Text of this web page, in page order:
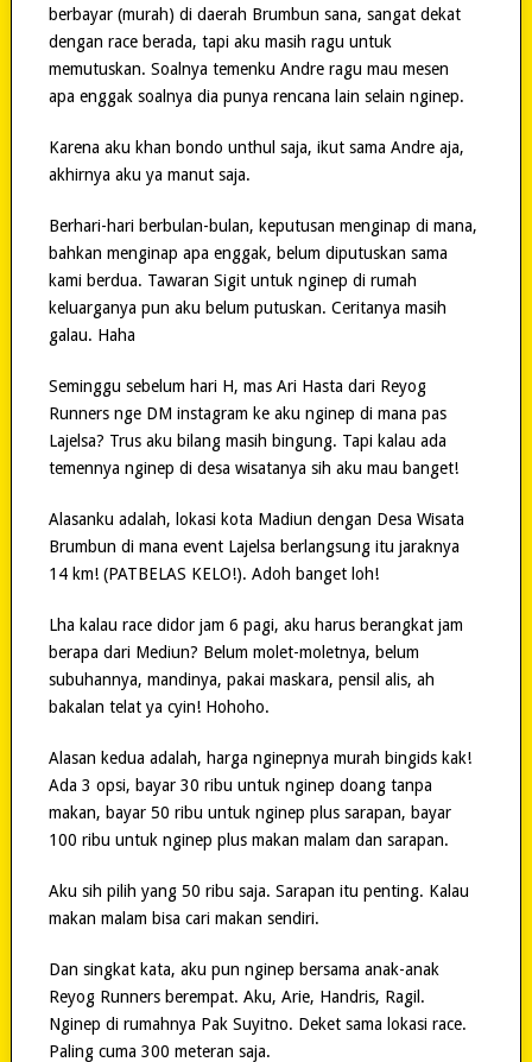
berbayar (murah) di daerah Brumbun sana, sangat dekat
dengan race berada, tapi aku masih ragu untuk
memutuskan. Soalnya temenku Andre ragu mau mesen
apa enggak soalnya dia punya rencana lain selain nginep.
Karena aku khan bondo unthul saja, ikut sama Andre aja,
akhirnya aku ya manut saja.
Berhari-hari berbulan-bulan, keputusan menginap di mana,
bahkan menginap apa enggak, belum diputuskan sama
kami berdua. Tawaran Sigit untuk nginep di rumah
keluarganya pun aku belum putuskan. Ceritanya masih
galau. Haha
Seminggu sebelum hari H, mas Ari Hasta dari Reyog
Runners nge DM instagram ke aku nginep di mana pas
Lajelsa? Trus aku bilang masih bingung. Tapi kalau ada
temennya nginep di desa wisatanya sih aku mau banget!
Alasanku adalah, lokasi kota Madiun dengan Desa Wisata
Brumbun di mana event Lajelsa berlangsung itu jaraknya
14 km! (PATBELAS KELO!). Adoh banget loh!
Lha kalau race didor jam 6 pagi, aku harus berangkat jam
berapa dari Mediun? Belum molet-moletnya, belum
subuhannya, mandinya, pakai maskara, pensil alis, ah
bakalan telat ya cyin! Hohoho.
Alasan kedua adalah, harga nginepnya murah bingids kak!
Ada 3 opsi, bayar 30 ribu untuk nginep doang tanpa
makan, bayar 50 ribu untuk nginep plus sarapan, bayar
100 ribu untuk nginep plus makan malam dan sarapan.
Aku sih pilih yang 50 ribu saja. Sarapan itu penting. Kalau
makan malam bisa cari makan sendiri.
Dan singkat kata, aku pun nginep bersama anak-anak
Reyog Runners berempat. Aku, Arie, Handris, Ragil.
Nginep di rumahnya Pak Suyitno. Deket sama lokasi race.
Paling cuma 300 meteran saja.